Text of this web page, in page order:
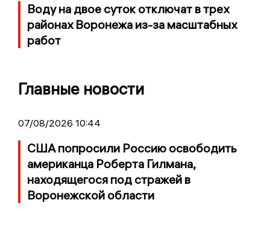
Воду на двое суток отключат в трех
районах Воронежа из-за масштабных
работ
Главные новости
07/08/2026 10:44
США попросили Россию освободить
американца Роберта Гилмана,
находящегося под стражей в
Воронежской области